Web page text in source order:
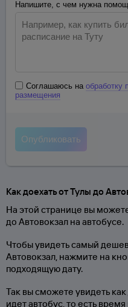
Напишите, с чем нужна
Соглашаюсь на обработку
размещения
Как доехать от Тулы до
На этой странице вы
до Автовокзал на автобусе.
Чтобы увидеть самый
Автовокзал, нажмите на
подходящую дату.
Так вы сможете увидеть
идет автобус, то есть